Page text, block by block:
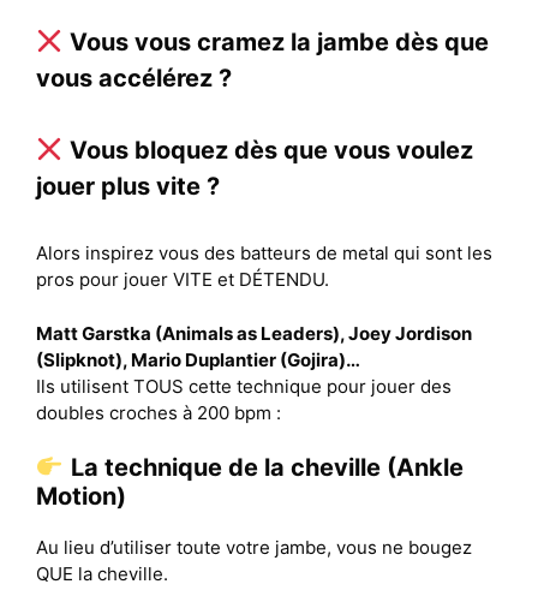
Vous vous cramez la jambe dès que
vous accélérez ?
Vous bloquez dès que vous voulez
jouer plus vite ?
Alors inspirez vous des batteurs de metal qui sont les
pros pour jouer VITE et DÉTENDU.
Matt Garstka (Animals as Leaders), Joey Jordison
(Slipknot), Mario Duplantier (Gojira)…
Ils utilisent TOUS cette technique pour jouer des
doubles croches à 200 bpm :
La technique de la cheville (Ankle
Motion)
Au lieu d’utiliser toute votre jambe, vous ne bougez
QUE la cheville.